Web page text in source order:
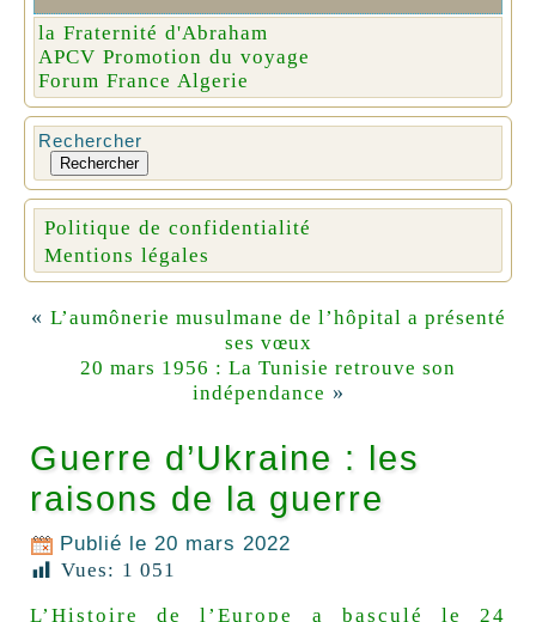
la Fraternité d'Abraham
APCV Promotion du voyage
Forum France Algerie
Rechercher
Rechercher
Politique de confidentialité
Mentions légales
« L’aumônerie musulmane de l’hôpital a présenté
ses vœux
20 mars 1956 : La Tunisie retrouve son
indépendance »
Guerre d’Ukraine : les
raisons de la guerre
Publié le 20 mars 2022
Vues: 1 051
L’Histoire de l’Europe a basculé le 24